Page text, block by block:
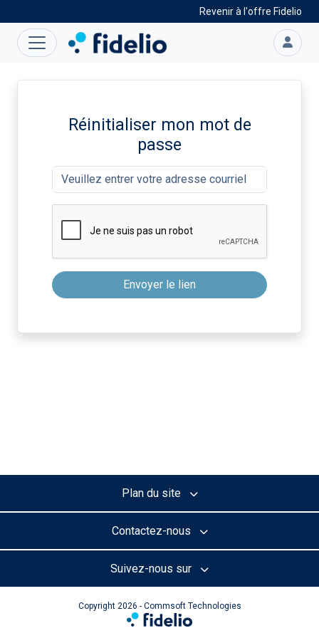
Revenir à l'offre Fidelio
Réinitialiser mon mot de
passe
Plan du site
Contactez-nous
Suivez-nous sur
Copyright 2026 - Commsoft Technologies